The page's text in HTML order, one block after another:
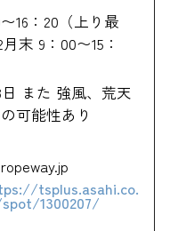
16：20（上り最
末 9：00〜15：
日 また 強風、荒天
可能性あり
tsplus.asahi.co.
1300207/